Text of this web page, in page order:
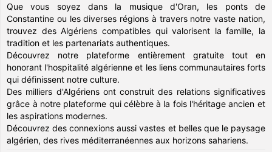
Que vous soyez dans la musique d'Oran, les ponts de
Constantine ou les diverses régions à travers notre vaste nation,
trouvez des Algériens compatibles qui valorisent la famille, la
tradition et les partenariats authentiques.
Découvrez notre plateforme entièrement gratuite tout en
honorant l'hospitalité algérienne et les liens communautaires forts
qui définissent notre culture.
Des milliers d'Algériens ont construit des relations significatives
grâce à notre plateforme qui célèbre à la fois l'héritage ancien et
les aspirations modernes.
Découvrez des connexions aussi vastes et belles que le paysage
algérien, des rives méditerranéennes aux horizons sahariens.